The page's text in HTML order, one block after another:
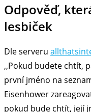
Odpověď,
lesbiček
Dle serveru
,,Pokud budete chtít,
první jméno na
Eisenhower
pokud bude chtít, její